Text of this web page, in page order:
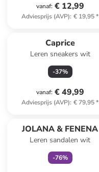
vanaf: € 12,99
Adviesprijs (AVP): € 19,95*
Caprice
Leren sneakers wit
-37%
vanaf: € 49,99
Adviesprijs (AVP): € 79,95*
JOLANA & FENENA
Leren sandalen wit
-76%